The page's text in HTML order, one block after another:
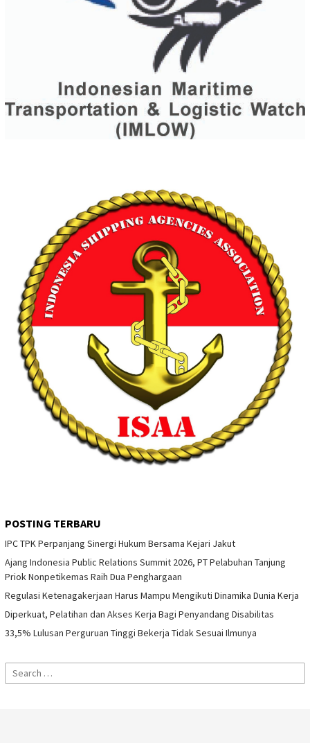
POSTING TERBARU
IPC TPK Perpanjang Sinergi Hukum Bersama Kejari Jakut
Ajang Indonesia Public Relations Summit 2026, PT Pelabuhan Tanjung
Priok Nonpetikemas Raih Dua Penghargaan
Regulasi Ketenagakerjaan Harus Mampu Mengikuti Dinamika Dunia Kerja
Diperkuat, Pelatihan dan Akses Kerja Bagi Penyandang Disabilitas
33,5% Lulusan Perguruan Tinggi Bekerja Tidak Sesuai Ilmunya
Search
for: